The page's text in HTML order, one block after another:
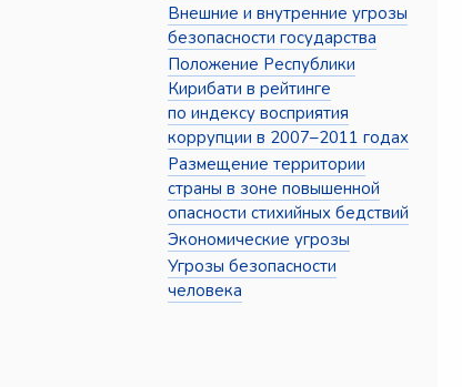
Внешние и внутренние угрозы
безопасности государства
Положение Республики
Кирибати в рейтинге
по индексу восприятия
коррупции в 2007–2011 годах
Размещение территории
страны в зоне повышенной
опасности стихийных бедствий
Экономические угрозы
Угрозы безопасности
человека